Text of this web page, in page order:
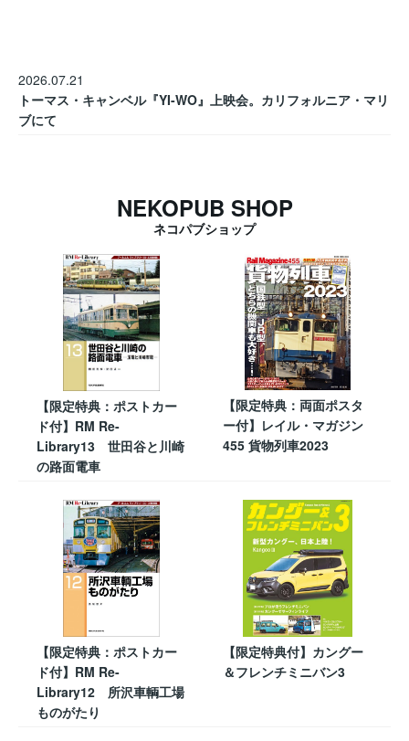
2026.07.21
トーマス・キャンベル『YI-WO』上映会。カリフォルニア・マリ
ブにて
NEKOPUB SHOP
ネコパブショップ
【限定特典：ポストカー
ド付】RM Re-
Library13 世田谷と川崎
の路面電車
【限定特典：両面ポスタ
ー付】レイル・マガジン
455 貨物列車2023
【限定特典：ポストカー
ド付】RM Re-
Library12 所沢車輌工場
ものがたり
【限定特典付】カングー
＆フレンチミニバン3